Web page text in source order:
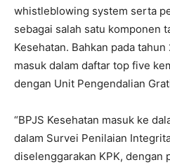
whistleblowing system serta
sebagai salah satu komponen
Kesehatan. Bahkan pada
masuk dalam daftar top five
dengan Unit Pengendalian
“BPJS Kesehatan masuk ke
dalam Survei Penilaian
diselenggarakan KPK, dengan